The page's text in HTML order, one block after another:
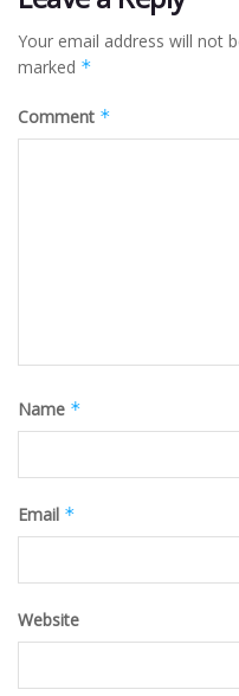
Your email address will not
marked *
Comment *
Name *
Email *
Website